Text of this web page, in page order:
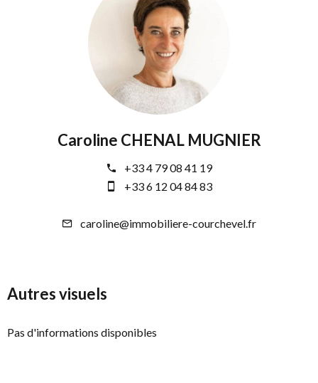
Caroline CHENAL MUGNIER
+33 4 79 08 41 19
+33 6 12 04 84 83
caroline@immobiliere-courchevel.fr
Autres visuels
Pas d'informations disponibles